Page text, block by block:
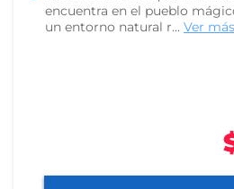
encuentra en el pueblo
un entorno natural r... Ver más